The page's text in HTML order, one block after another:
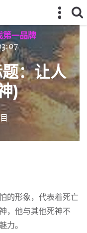
：让人
)
的形象，代表着死亡
，他与其他死神不
。